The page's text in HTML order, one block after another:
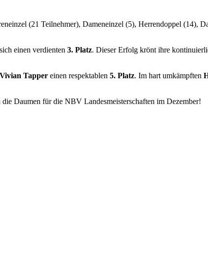
(21 Teilnehmer), Dameneinzel (5), Herrendoppel (14),
einen verdienten 3. Platz. Dieser Erfolg krönt ihre
Tapper einen respektablen 5. Platz. Im hart umkämpften
Daumen für die NBV Landesmeisterschaften im Dezember!